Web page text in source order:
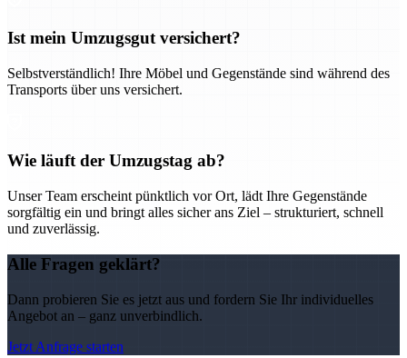
Ist mein Umzugsgut versichert?
Selbstverständlich! Ihre Möbel und Gegenstände sind während des
Transports über uns versichert.
Wie läuft der Umzugstag ab?
Unser Team erscheint pünktlich vor Ort, lädt Ihre Gegenstände
sorgfältig ein und bringt alles sicher ans Ziel – strukturiert, schnell
und zuverlässig.
Alle Fragen geklärt?
Dann probieren Sie es jetzt aus und fordern Sie Ihr individuelles
Angebot an – ganz unverbindlich.
Jetzt Anfrage starten